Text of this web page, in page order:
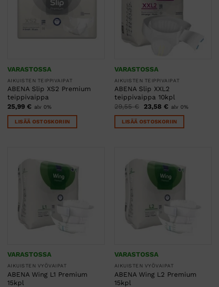
VARASTOSSA
AIKUISTEN TEIPPIVAIPAT
ABENA Slip XS2 Premium
teippivaippa
25,99 € alv 0%
LISÄÄ OSTOSKORIIN
VARASTOSSA
AIKUISTEN TEIPPIVAIPAT
ABENA Slip XXL2
teippivaippa 10kpl
29,55€ Alkuperäinen
hinta
oli:
29,55 €.
23,58 €Nykyinen
on:
23,58 €.
alv 0%
LISÄÄ OSTOSKORIIN
VARASTOSSA
AIKUISTEN VYÖVAIPAT
ABENA Wing L1 Premium
15kpl
VARASTOSSA
AIKUISTEN VYÖVAIPAT
ABENA Wing L2 Premium
15kpl